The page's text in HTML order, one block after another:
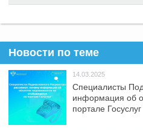
Новости по теме
14.03.2025
Специалисты
информация об
портале Госуслуг